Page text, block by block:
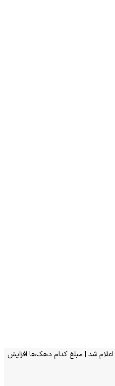
زمان شارژ کالابرگ مرداد ۱۴۰۵ اعلام شد | مبلغ کدام دهک‌ها افزایش